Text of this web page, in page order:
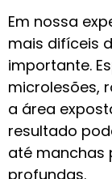
Em nossa
mais difíceis
importante.
microlesões,
a área
resultado
até manchas
profundas.